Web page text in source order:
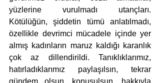
yüzlerine vurulmadı utançları.
Kötülüğün, şiddetin tümü anlatılmadı,
özellikle devrimci mücadele içinde yer
almış kadınların maruz kaldığı karanlık
çok az dillendirildi. Tanıklıklarımız,
hatırladıklarımız paylaşılsın, tekrar